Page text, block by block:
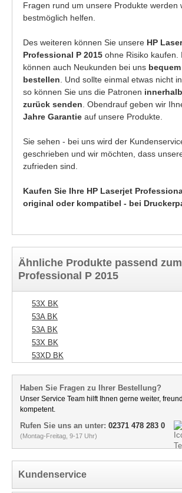
Fragen rund um unsere Produkte werden
bestmöglich helfen.
Des weiteren können Sie unsere HP
Professional P 2015 ohne Risiko kaufen.
können auch Neukunden bei uns
bestellen . Und sollte einmal etwas nicht
so können Sie uns die Patronen
zurück senden . Obendrauf geben wir
Jahre Garantie auf unsere Produkte.
Sie sehen - bei uns wird der
geschrieben und wir möchten, dass
zufrieden sind.
Kaufen Sie Ihre HP Laserjet
original oder kompatibel - bei
Ähnliche Produkte passend
Professional P 2015
53X BK
53A BK
53A BK
53X BK
53XD BK
Haben Sie Fragen zu Ihrer Bestellung?
Unser Service Team hilft Ihnen gerne weiter,
kompetent.
Rufen Sie uns an unter: 02371 478 283 0
(Montag-Freitag, 9-17 Uhr)
Kundenservice